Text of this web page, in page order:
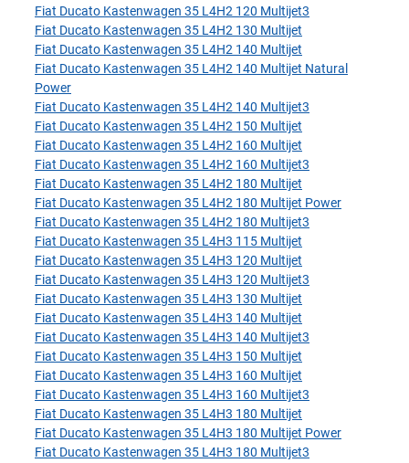
Fiat Ducato Kastenwagen 35 L4H2 120 Multijet3
Fiat Ducato Kastenwagen 35 L4H2 130 Multijet
Fiat Ducato Kastenwagen 35 L4H2 140 Multijet
Fiat Ducato Kastenwagen 35 L4H2 140 Multijet Natural
Power
Fiat Ducato Kastenwagen 35 L4H2 140 Multijet3
Fiat Ducato Kastenwagen 35 L4H2 150 Multijet
Fiat Ducato Kastenwagen 35 L4H2 160 Multijet
Fiat Ducato Kastenwagen 35 L4H2 160 Multijet3
Fiat Ducato Kastenwagen 35 L4H2 180 Multijet
Fiat Ducato Kastenwagen 35 L4H2 180 Multijet Power
Fiat Ducato Kastenwagen 35 L4H2 180 Multijet3
Fiat Ducato Kastenwagen 35 L4H3 115 Multijet
Fiat Ducato Kastenwagen 35 L4H3 120 Multijet
Fiat Ducato Kastenwagen 35 L4H3 120 Multijet3
Fiat Ducato Kastenwagen 35 L4H3 130 Multijet
Fiat Ducato Kastenwagen 35 L4H3 140 Multijet
Fiat Ducato Kastenwagen 35 L4H3 140 Multijet3
Fiat Ducato Kastenwagen 35 L4H3 150 Multijet
Fiat Ducato Kastenwagen 35 L4H3 160 Multijet
Fiat Ducato Kastenwagen 35 L4H3 160 Multijet3
Fiat Ducato Kastenwagen 35 L4H3 180 Multijet
Fiat Ducato Kastenwagen 35 L4H3 180 Multijet Power
Fiat Ducato Kastenwagen 35 L4H3 180 Multijet3